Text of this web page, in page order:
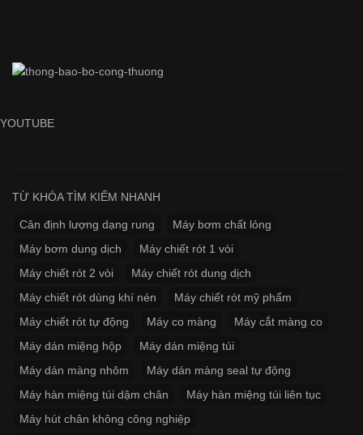
YOUTUBE
TỪ KHÓA TÌM KIẾM NHANH
Cân định lượng dạng rung
Máy bơm chất lỏng
Máy bơm dung dịch
Máy chiết rót 1 vòi
Máy chiết rót 2 vòi
Máy chiết rót dung dịch
Máy chiết rót dùng khí nén
Máy chiết rót mỹ phẩm
Máy chiết rót tự động
Máy co màng
Máy cắt màng co
Máy dán miệng hộp
Máy dán miệng túi
Máy dán màng nhôm
Máy dán màng seal tự động
Máy hàn miệng túi dậm chân
Máy hàn miệng túi liên tục
Máy hút chân không công nghiệp